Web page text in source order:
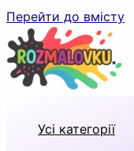
Перейти до вмісту
Усі категорії